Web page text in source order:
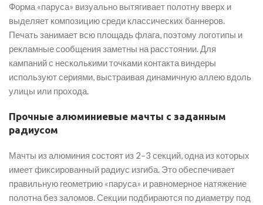
Форма «паруса» визуально вытягивает полотну вверх и
выделяет композицию среди классических баннеров.
Печать занимает всю площадь флага, поэтому логотипы и
рекламные сообщения заметны на расстоянии. Для
кампаний с несколькими точками контакта виндеры
используют сериями, выстраивая динамичную аллею вдоль
улицы или прохода.
Прочные алюминиевые мачты с заданным
радиусом
Мачты из алюминия состоят из 2–3 секций, одна из которых
имеет фиксированный радиус изгиба. Это обеспечивает
правильную геометрию «паруса» и равномерное натяжение
полотна без заломов. Секции подбираются по диаметру под